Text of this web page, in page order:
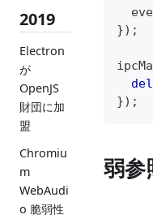
2019
Electron
が
OpenJS
財団に加
盟
Chromiu
m
WebAudi
o 脆弱性
}) ;
}) ;
弱参